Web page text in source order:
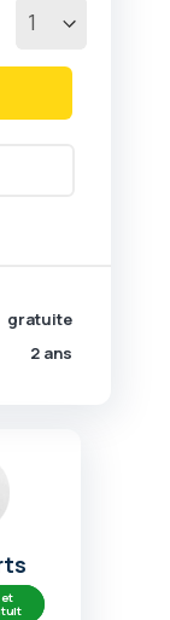
gratuite
2 ans
et